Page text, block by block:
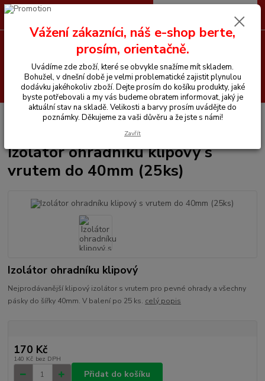
Hledat
+420 605 255 500 0 Kč
Ohradníky Izolátory
Izolátor ohradníku klipový s vrutem do
Izolátor ohradníku klipový s
vrutem do 40mm (25ks)
Izolátor ohradníku klipový
Nejprodávanější klipový izolátor s vrutem pro pevné ohrady a všechny
pásky do šířky 40mm. V balení po 25 ks. celý popis
170 Kč
140 Kč bez DPH
Přidat do košíku
Vážení zákazníci, náš e-shop berte,
prosím, orientačně.
Uvádíme zde zboží, které se obvykle snažíme mít skladem.
Bohužel, v dnešní době je velmi problematické zajistit plynulou
dodávku jakéhokoliv zboží. Dejte prosím do košíku produkty, jaké
byste potřebovali a my vás budeme obratem informovat, jaký je
aktuální stav na skladě. Velikosti a barvy prosím uvádějte do
poznámky. Děkujeme za vaši důvěru a že jste s námi!
Zavřít